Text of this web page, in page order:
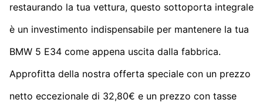
restaurando la tua vettura, questo sottoporta integrale
è un investimento indispensabile per mantenere la tua
BMW 5 E34 come appena uscita dalla fabbrica.
Approfitta della nostra offerta speciale con un prezzo
netto eccezionale di 32,80€ e un prezzo con tasse